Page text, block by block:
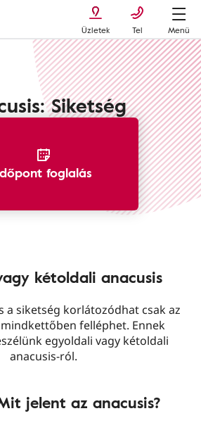
Üzletek Tel
Menü
Siketség
foglalás
kétoldali anacusis
a siketség korlátozódhat csak az
felléphet. Ennek
egyoldali vagy kétoldali
anacusis-ról.
jelent az anacusis?